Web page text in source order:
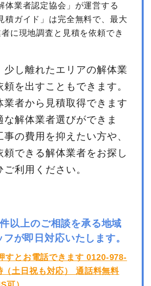
体業者認定協会」が運営する
積ガイド」は完全無料で、最大
に現地調査と見積を依頼でき
少し離れたエリアの解体業
を出すこともできます。
業者から見積取得できます
な解体業者選びができま
の費用を抑えたい方や、
頼できる解体業者をお探し
利用ください。
以上のご相談を承る地域
が即日対応いたします。